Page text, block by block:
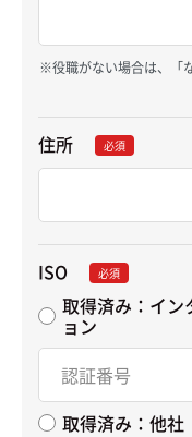
役職がない場合は、「
住所 必須
ISO 必須
取得済み：イン
ョン
取得済み：他社